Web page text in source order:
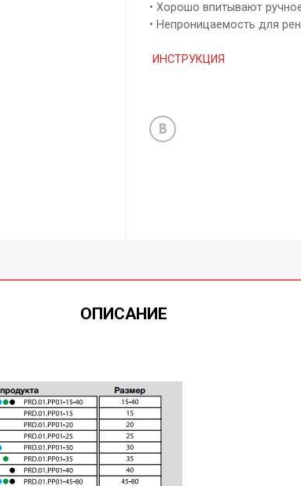
• Хорошо впитывают
• Непроницаемость для
ИНСТРУКЦИЯ
ОПИСАНИЕ